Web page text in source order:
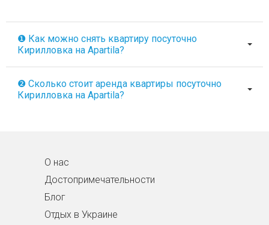
❶ Как можно снять квартиру посуточно
Кирилловка на Apartila?
❷ Сколько стоит аренда квартиры посуточно
Кирилловка на Apartila?
О нас
Достопримечательности
Блог
Отдых в Украине